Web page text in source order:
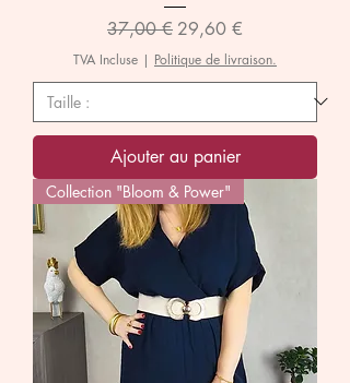
Prix original
37,00 € Prix promotionnel
29,60 €
TVA Incluse | Politique de livraison.
Ajouter au panier
Collection "Bloom & Power"